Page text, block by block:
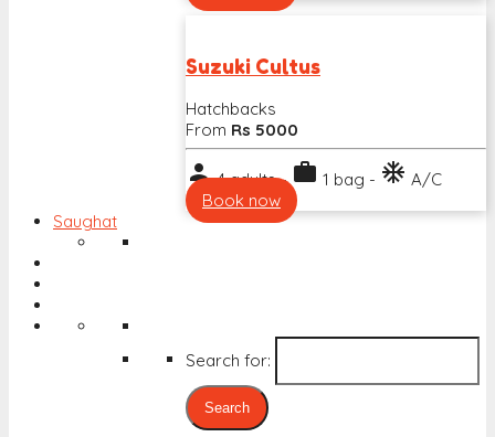
Suzuki Cultus
Hatchbacks
From Rs 5000
person4 adults -work 1 bag - ac_unit A/C
Book now
Saughat
Search for: